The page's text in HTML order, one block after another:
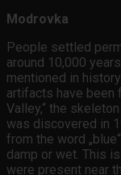
Modrovka
People settled
around 10,000
mentioned in
artifacts have been
Valley,“ the
was discovered in
from the word
damp or wet. This
were present near